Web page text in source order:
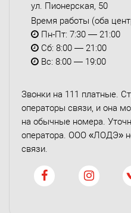
ул. Пионерская, 50
Время работы (оба
Пн-Пт: 7:30 — 21:00
Сб: 8:00 — 21:00
Вс: 8:00 — 19:00
Звонки на 111 платные.
операторы связи, и она
на обычные номера.
оператора. ООО «ЛОДЭ»
связи.